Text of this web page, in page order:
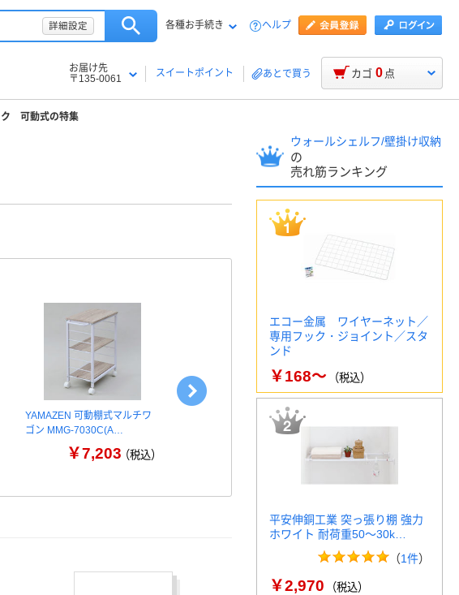
詳細設定 各種お手続き ヘルプ
お届け先
〒135-0061
スイートポイント あとで買う カゴ 0 点
可動式の特集
YAMAZEN 可動棚式マルチワ
ゴン MMG-7030C(A…
￥7,203（税込）
木製ジャケットハンガー 回転
式フック 業務用 伊藤忠リーテ
ウォールシェルフ/壁掛け収納
の
売れ筋ランキング
エコー金属 ワイヤーネット／
専用フック・ジョイント／スタ
ンド
￥168～ （税込）
平安伸銅工業 突っ張り棚 強力
ホワイト 耐荷重50～30k…
（1件）
￥2,970 （税込）